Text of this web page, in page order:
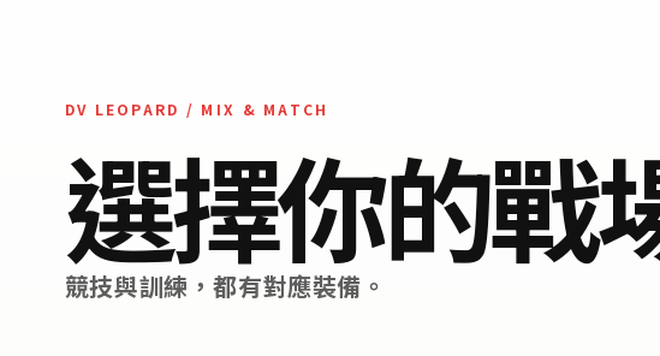
DV LEOPARD / MIX & MATCH
選擇你的戰
競技與訓練，都有對應裝備。